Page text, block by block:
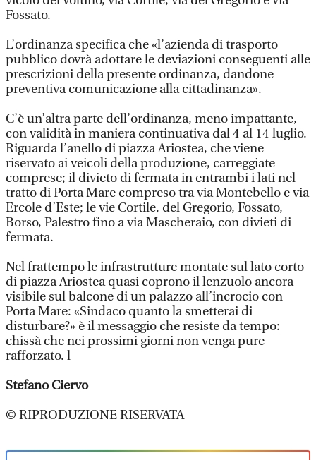
Fossato.
L’ordinanza specifica che «l’azienda di trasporto
pubblico dovrà adottare le deviazioni conseguenti alle
prescrizioni della presente ordinanza, dandone
preventiva comunicazione alla cittadinanza».
C’è un’altra parte dell’ordinanza, meno impattante,
con validità in maniera continuativa dal 4 al 14 luglio.
Riguarda l’anello di piazza Ariostea, che viene
riservato ai veicoli della produzione, carreggiate
comprese; il divieto di fermata in entrambi i lati nel
tratto di Porta Mare compreso tra via Montebello e via
Ercole d’Este; le vie Cortile, del Gregorio, Fossato,
Borso, Palestro fino a via Mascheraio, con divieti di
fermata.
Nel frattempo le infrastrutture montate sul lato corto
di piazza Ariostea quasi coprono il lenzuolo ancora
visibile sul balcone di un palazzo all’incrocio con
Porta Mare: «Sindaco quanto la smetterai di
disturbare?» è il messaggio che resiste da tempo:
chissà che nei prossimi giorni non venga pure
rafforzato. l
Stefano Ciervo
© RIPRODUZIONE RISERVATA